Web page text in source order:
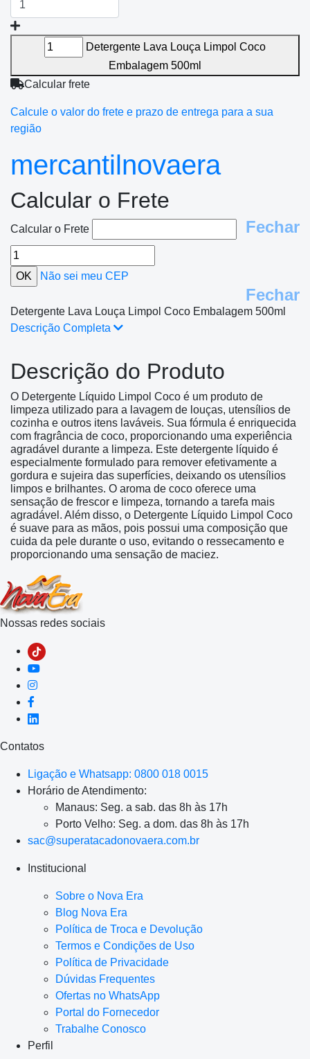
Detergente Lava Louça Limpol Coco
Embalagem 500ml
Calcular frete
Calcule o valor do frete e prazo de entrega para a sua
região
mercantilnovaera
Calcular o Frete
Fechar
Calcular o Frete
Não sei meu CEP
Fechar
Detergente Lava Louça Limpol Coco Embalagem 500ml
Descrição Completa
Descrição do Produto
O Detergente Líquido Limpol Coco é um produto de
limpeza utilizado para a lavagem de louças, utensílios de
cozinha e outros itens laváveis. Sua fórmula é enriquecida
com fragrância de coco, proporcionando uma experiência
agradável durante a limpeza. Este detergente líquido é
especialmente formulado para remover efetivamente a
gordura e sujeira das superfícies, deixando os utensílios
limpos e brilhantes. O aroma de coco oferece uma
sensação de frescor e limpeza, tornando a tarefa mais
agradável. Além disso, o Detergente Líquido Limpol Coco
é suave para as mãos, pois possui uma composição que
cuida da pele durante o uso, evitando o ressecamento e
proporcionando uma sensação de maciez.
Nossas redes sociais
Contatos
Ligação e Whatsapp: 0800 018 0015
Horário de Atendimento:
Manaus: Seg. a sab. das 8h às 17h
Porto Velho: Seg. a dom. das 8h às 17h
sac@superatacadonovaera.com.br
Institucional
Sobre o Nova Era
Blog Nova Era
Política de Troca e Devolução
Termos e Condições de Uso
Política de Privacidade
Dúvidas Frequentes
Ofertas no WhatsApp
Portal do Fornecedor
Trabalhe Conosco
Perfil